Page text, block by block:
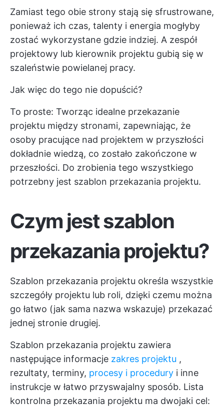
Zamiast tego obie strony stają się sfrustrowane,
ponieważ ich czas, talenty i energia mogłyby
zostać wykorzystane gdzie indziej. A zespół
projektowy lub kierownik projektu gubią się w
szaleństwie powielanej pracy.
Jak więc do tego nie dopuścić?
To proste: Tworząc idealne przekazanie
projektu między stronami, zapewniając, że
osoby pracujące nad projektem w przyszłości
dokładnie wiedzą, co zostało zakończone w
przeszłości. Do zrobienia tego wszystkiego
potrzebny jest szablon przekazania projektu.
Czym jest szablon
przekazania projektu?
Szablon przekazania projektu określa wszystkie
szczegóły projektu lub roli, dzięki czemu można
go łatwo (jak sama nazwa wskazuje) przekazać
jednej stronie drugiej.
Szablon przekazania projektu zawiera
następujące informacje zakres projektu ,
rezultaty, terminy, procesy i procedury i inne
instrukcje w łatwo przyswajalny sposób. Lista
kontrolna przekazania projektu ma dwojaki cel: